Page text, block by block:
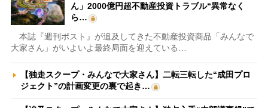
ん」2000億円超不動産投資トラブル“異常なく
ら…
本誌『週刊ポスト』が追及してきた不動産投資商品「みんなで
大家さん」がいよいよ最終局面を迎えている…
【独走スクープ・みんなで大家さん】二転三転した“成田プロ
ジェクト”の計画変更の裏で起き…